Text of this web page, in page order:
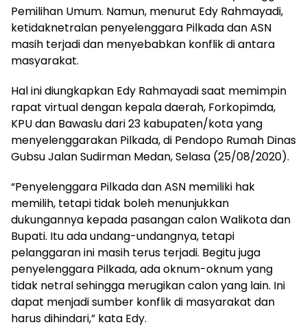
Pemilihan Umum. Namun, menurut Edy Rahmayadi,
ketidaknetralan penyelenggara Pilkada dan ASN
masih terjadi dan menyebabkan konflik di antara
masyarakat.
Hal ini diungkapkan Edy Rahmayadi saat memimpin
rapat virtual dengan kepala daerah, Forkopimda,
KPU dan Bawaslu dari 23 kabupaten/kota yang
menyelenggarakan Pilkada, di Pendopo Rumah Dinas
Gubsu Jalan Sudirman Medan, Selasa (25/08/2020).
“Penyelenggara Pilkada dan ASN memiliki hak
memilih, tetapi tidak boleh menunjukkan
dukungannya kepada pasangan calon Walikota dan
Bupati. Itu ada undang-undangnya, tetapi
pelanggaran ini masih terus terjadi. Begitu juga
penyelenggara Pilkada, ada oknum-oknum yang
tidak netral sehingga merugikan calon yang lain. Ini
dapat menjadi sumber konflik di masyarakat dan
harus dihindari,” kata Edy.